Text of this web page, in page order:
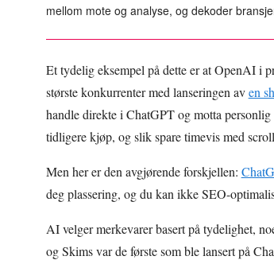
mellom mote og analyse, og dekoder
Et tydelig eksempel på dette er at OpenAI i
største konkurrenter med lanseringen aven
handle direkte i ChatGPT og motta
tidligere kjøp, og slik spare timevis med
Men her er den avgjørende forskjellen:
deg plassering, og du kan ikke SEO-
AI velger merkevarer basert på tydelighet,
og Skims var de første som ble lansert på